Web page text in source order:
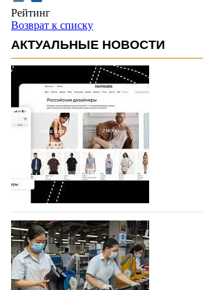
Рейтинг
Возврат к списку
АКТУАЛЬНЫЕ НОВОСТИ
На платформе Lamoda -
условия продвижения
дизайнерских марок